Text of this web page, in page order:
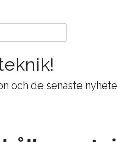
och de senaste